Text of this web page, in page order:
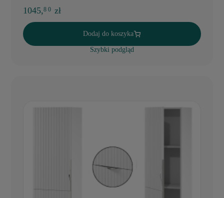
1045,8 0 zł
Dodaj do koszyka
Szybki podgląd